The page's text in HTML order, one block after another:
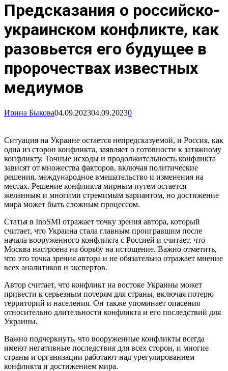
Предсказания о российско-
украинском конфликте, как
разовьется его будущее в
пророчествах известных
медиумов
Ирина Быкова04.09.202304.09.20230
Ситуация на Украине остается непредсказуемой, и Россия, как
одна из сторон конфликта, заявляет о готовности к затяжному
конфликту. Точные исходы и продолжительность конфликта
зависят от множества факторов, включая политические
решения, международное вмешательство и изменения на
местах. Решение конфликта мирным путем остается
желанным и многими стремимым вариантом, но достижение
мира может быть сложным процессом.
Статья в InoSMI отражает точку зрения автора, который
считает, что Украина стала главным проигравшим после
начала вооруженного конфликта с Россией и считает, что
Москва настроена на борьбу на истощение. Важно отметить,
что это точка зрения автора и не обязательно отражает мнение
всех аналитиков и экспертов.
Автор считает, что конфликт на востоке Украины может
привести к серьезным потерям для страны, включая потерю
территорий и населения. Он также упоминает опасения
относительно длительности конфликта и его последствий для
Украины.
Важно подчеркнуть, что вооруженные конфликты всегда
имеют негативные последствия для всех сторон, и многие
страны и организации работают над урегулированием
конфликта и достижением мира.